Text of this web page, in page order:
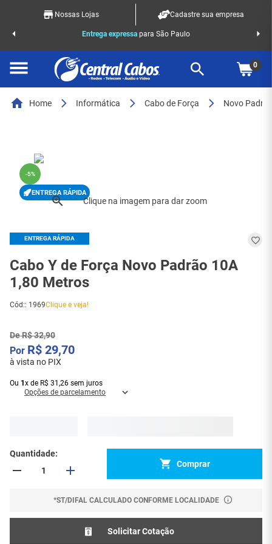
Nossas Lojas
Cadastre sua empresa
Entrega expressa para São Paulo
0
Home Informática Cabo de Força Novo
-5%
ENTREGA RÁPIDA
ENTREGA RÁPIDA
Cabo Y de Força Novo Padrão 10A
1,80 Metros
Cód:: 1969Clique e veja!
DeR$32,90
R$ 29,70
à vista no PIX
Ou 1 x de R$ 31 ,26 sem juros
Opções de parcelamento
Quantidade
Comprar
*ST/DIFAL CALCULADO CONFORME LOCALIDADE
Solicitar Cotação